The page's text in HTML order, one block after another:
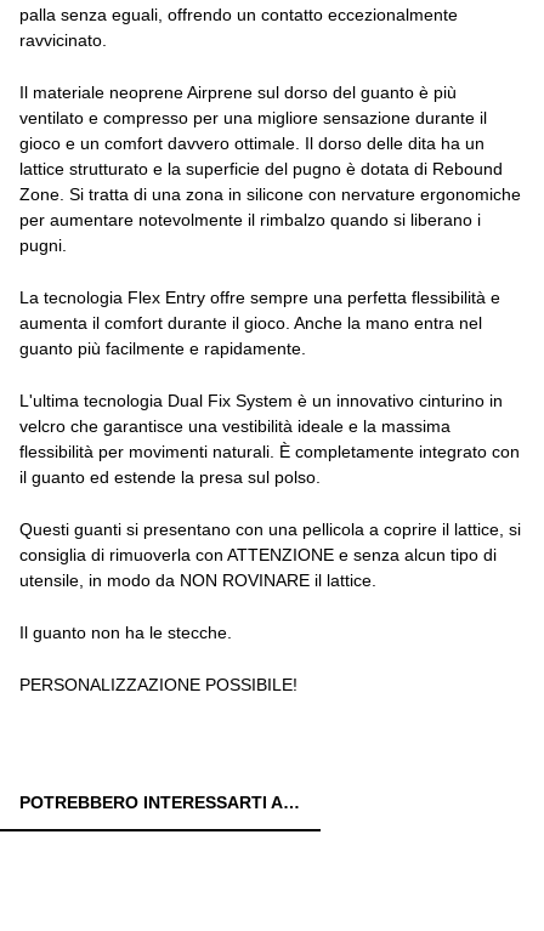
palla senza eguali, offrendo un contatto eccezionalmente
ravvicinato.
Il materiale neoprene Airprene sul dorso del guanto è più
ventilato e compresso per una migliore sensazione durante il
gioco e un comfort davvero ottimale. Il dorso delle dita ha un
lattice strutturato e la superficie del pugno è dotata di Rebound
Zone. Si tratta di una zona in silicone con nervature ergonomiche
per aumentare notevolmente il rimbalzo quando si liberano i
pugni.
La tecnologia Flex Entry offre sempre una perfetta flessibilità e
aumenta il comfort durante il gioco. Anche la mano entra nel
guanto più facilmente e rapidamente.
L'ultima tecnologia Dual Fix System è un innovativo cinturino in
velcro che garantisce una vestibilità ideale e la massima
flessibilità per movimenti naturali. È completamente integrato con
il guanto ed estende la presa sul polso.
Questi guanti si presentano con una pellicola a coprire il lattice, si
consiglia di rimuoverla con ATTENZIONE e senza alcun tipo di
utensile, in modo da NON ROVINARE il lattice.
Il guanto non ha le stecche.
PERSONALIZZAZIONE POSSIBILE!
POTREBBERO INTERESSARTI ANCHE: